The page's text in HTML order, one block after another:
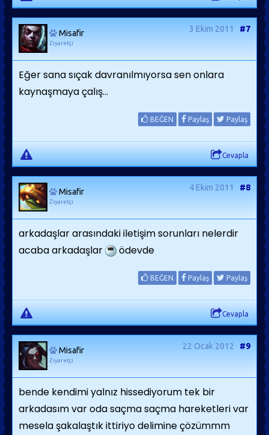
Misafir
Ziyaretçi
3 Ekim 2011 #7
Eğer sana sıçak davranılmıyorsa sen onlara
kaynaşmaya çalış...
BEĞEN Paylaş Paylaş
Cevapla
Misafir
Ziyaretçi
4 Ekim 2011 #8
arkadaşlar arasındaki iletişim sorunları nelerdir
acaba arkadaşlar
ödevde
BEĞEN Paylaş Paylaş
Cevapla
Misafir
Ziyaretçi
22 Ocak 2012 #9
bende kendimi yalnız hissediyorum tek bir
arkadasım var oda saçma saçma hareketleri var
mesela şakalaştık ittiriyo delimine çözümmm